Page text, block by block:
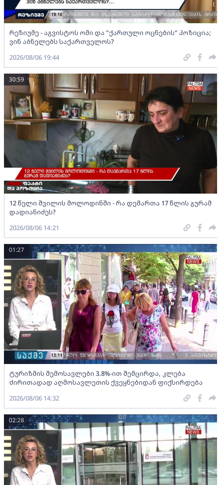
რეზიუმე - აგვისტოს ომი და "ქართული ოცნების" პოზიცია;
ვინ აბნელებს საქართველოს?
2026/08/06 19:44
12 წელი შვილის მოლოდინში - რა დემართა 17 წლის გურამ
დადიანიძეს?
30:59
2026/08/06 14:21
ტურიზმის შემოსავლები 3.8%-ით შემცირდა, კლება
ძირითადად აღმოსავლეთის ქვეყნებიდან ფიქსირდება
01:27
2026/08/06 14:32
02:28